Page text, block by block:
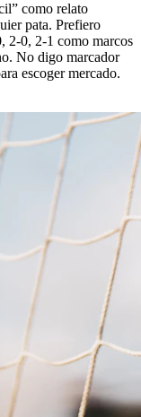
como relato
pata. Prefiero
2-0, 2-1 como marcos
No digo marcador
escoger mercado.